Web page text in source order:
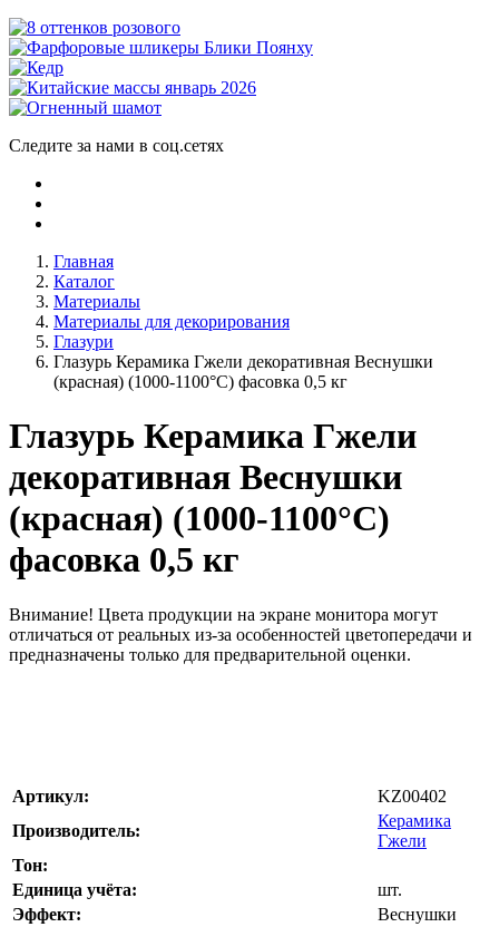
Следите за нами в соц.сетях
Главная
Каталог
Материалы
Материалы для декорирования
Глазури
Глазурь Керамика Гжели декоративная Веснушки
(красная) (1000-1100°С) фасовка 0,5 кг
Глазурь Керамика Гжели
декоративная Веснушки
(красная) (1000-1100°С)
фасовка 0,5 кг
Внимание! Цвета продукции на экране монитора могут
отличаться от реальных из-за особенностей цветопередачи и
предназначены только для предварительной оценки.
Артикул:
KZ00402
Производитель:
Керамика
Гжели
Тон:
Единица учёта:
шт.
Эффект:
Веснушки